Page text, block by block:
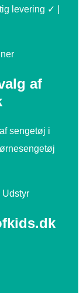
levering ✓ |
af
sengetøj i
Udstyr